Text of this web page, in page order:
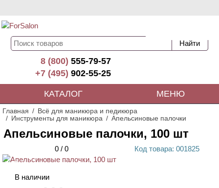
8 (800)555-79-57
+7 (495)902-55-25
КАТАЛОГ МЕНЮ
Главная
Всё для маникюра и педикюра
Инструменты для маникюра
Апельсиновые палочки
Апельсиновые палочки, 100 шт
0 / 0 Код товара: 001825
ХИТ
В наличии